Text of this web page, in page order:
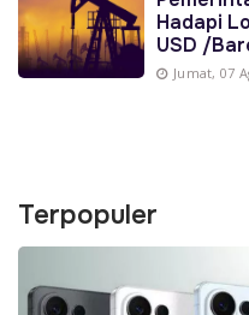
Hadapi
USD /
Jumat, 07
Terpopuler